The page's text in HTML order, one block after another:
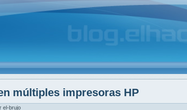
múltiples impresoras HP
el-brujo